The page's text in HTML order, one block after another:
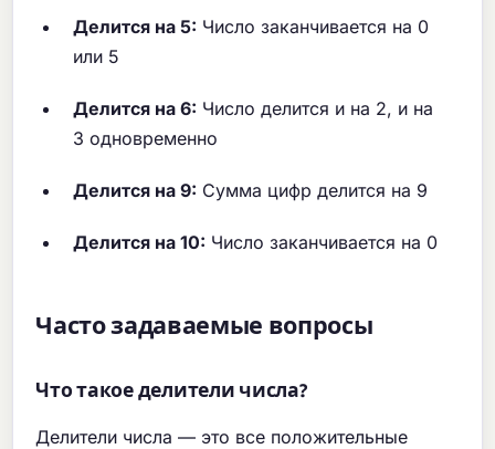
Делится на 5: Число заканчивается на 0
или 5
Делится на 6: Число делится и на 2, и на
3 одновременно
Делится на 9: Сумма цифр делится на 9
Делится на 10: Число заканчивается на 0
Часто задаваемые вопросы
Что такое делители числа?
Делители числа — это все положительные